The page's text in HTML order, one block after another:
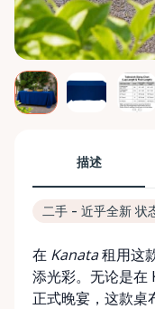
描述
二手 - 近乎全新 状
在 Kanata租用这
添光彩。无论是在
正式晚宴，这款桌